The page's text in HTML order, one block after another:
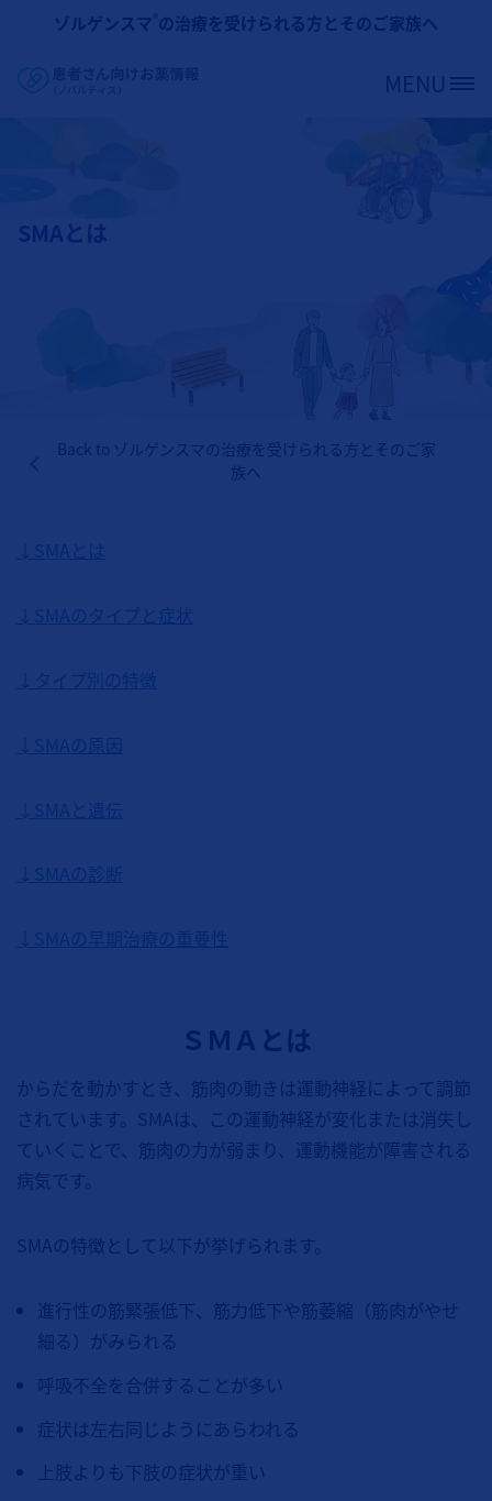
メインコンテンツに移動
ゾルゲンスマ の治療を受けられる方とそのご家族へ
Site Logo MENU
SMAとは
Back to ゾルゲンスマの治療を受けられる方とそのご家
族へ
↓SMAとは
↓SMAのタイプと症状
↓タイプ別の特徴
↓SMAの原因
↓SMAと遺伝
↓SMAの診断
↓SMAの早期治療の重要性
ＳＭＡとは
からだを動かすとき、筋肉の動きは運動神経によって調節
されています。SMAは、この運動神経が変化または消失し
ていくことで、筋肉の力が弱まり、運動機能が障害される
病気です。
SMAの特徴として以下が挙げられます。
進行性の筋緊張低下、筋力低下や筋萎縮（筋肉がやせ
細る）がみられる
呼吸不全を合併することが多い
症状は左右同じようにあらわれる
上肢よりも下肢の症状が重い